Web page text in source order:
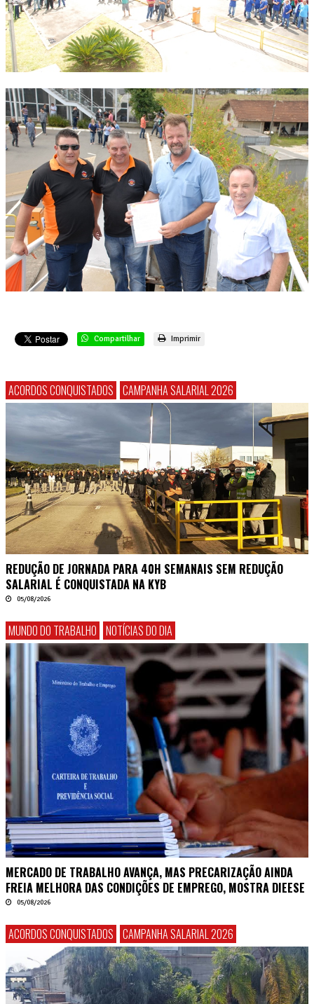
Compartilhar Imprimir
ACORDOS CONQUISTADOS CAMPANHA SALARIAL 2026
REDUÇÃO DE JORNADA PARA 40H SEMANAIS SEM REDUÇÃO
SALARIAL É CONQUISTADA NA KYB
05/08/2026
MUNDO DO TRABALHO NOTÍCIAS DO DIA
MERCADO DE TRABALHO AVANÇA, MAS PRECARIZAÇÃO AINDA
FREIA MELHORA DAS CONDIÇÕES DE EMPREGO, MOSTRA DIEESE
05/08/2026
ACORDOS CONQUISTADOS CAMPANHA SALARIAL 2026